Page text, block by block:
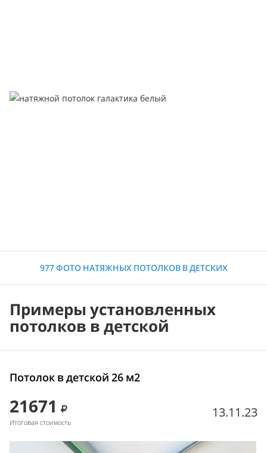
977 ФОТО НАТЯЖНЫХ ПОТОЛКОВ В ДЕТСКИХ
Примеры установленных
потолков в детской
Потолок в детской 26 м2
21671
Итоговая стоимость
13.11.23